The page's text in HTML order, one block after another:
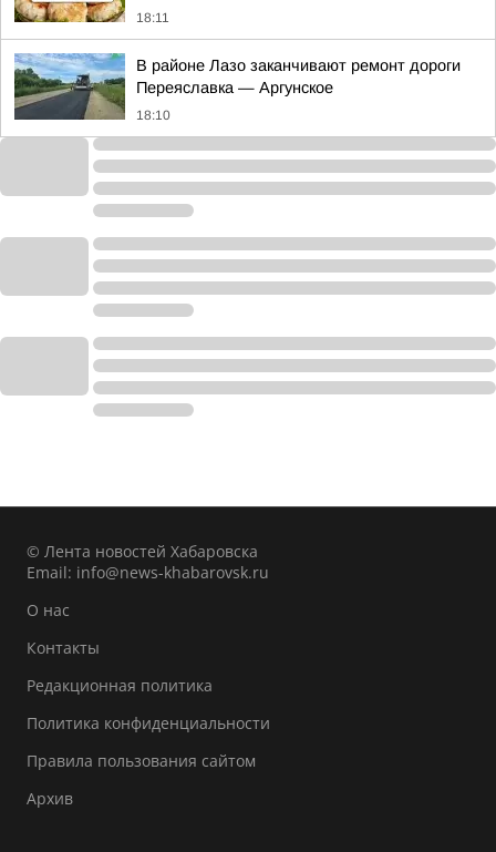
18:11
В районе Лазо заканчивают ремонт дороги
Переяславка — Аргунское
18:10
© Лента новостей Хабаровска
Email: info@news-khabarovsk.ru
О нас
Контакты
Редакционная политика
Политика конфиденциальности
Правила пользования сайтом
Архив